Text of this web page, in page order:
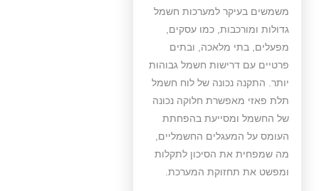
משמשים בעיקר למערכות חשמל
גדולות ומורכבות, כמו עסקים,
מפעלים, בתי מלאכה, ובתים
פרטיים עם דרישות חשמל גבוהות
יותר. התקנה נכונה של לוח חשמל
תלת פאזי מאפשרת חלוקה נכונה
של החשמל ומסייעת בהפחתת
העומס על המעגלים החשמליים,
מה שמפחית את הסיכון לתקלות
ומפשט את תחזוקת המערכת.